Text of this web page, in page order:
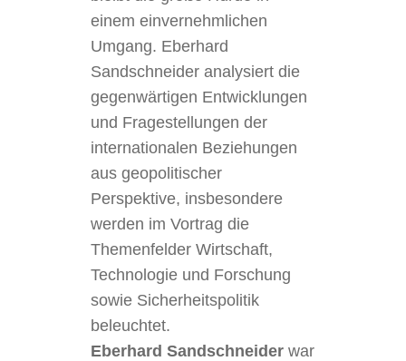
einem einvernehmlichen
Umgang. Eberhard
Sandschneider analysiert die
gegenwärtigen Entwicklungen
und Fragestellungen der
internationalen Beziehungen
aus geopolitischer
Perspektive, insbesondere
werden im Vortrag die
Themenfelder Wirtschaft,
Technologie und Forschung
sowie Sicherheitspolitik
beleuchtet.
Eberhard Sandschneider war